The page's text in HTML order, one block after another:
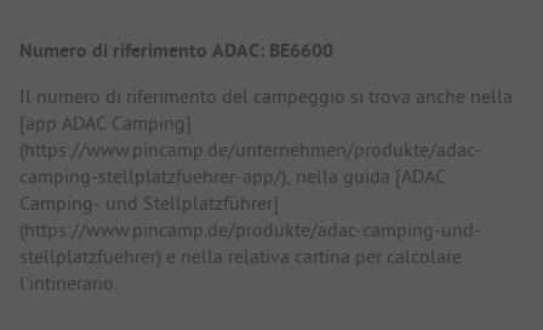
Numero di riferimento ADAC: BE6600
Il numero di riferimento del campeggio si trova anche nella
[app ADAC Camping]
(https://www.pincamp.de/unternehmen/produkte/adac-
camping-stellplatzfuehrer-app/), nella guida [ADAC
Camping- und Stellplatzführer]
(https://www.pincamp.de/produkte/adac-camping-und-
stellplatzfuehrer) e nella relativa cartina per calcolare
l'intinerario.